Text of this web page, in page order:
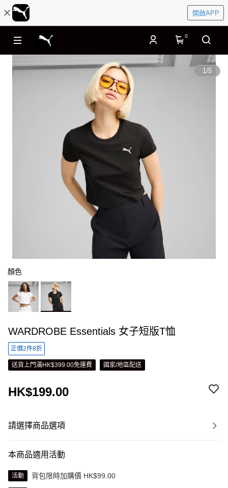
開啟APP
0
1/5
顏色
WARDROBE Essentials 女子短版T恤
正價2件8折
送貨上門滿HK$399.00免運費 國家/地區配送
HK$199.00
請選擇商品選項
本商品適用活動
活動 背包限時加購價 HK$99.00